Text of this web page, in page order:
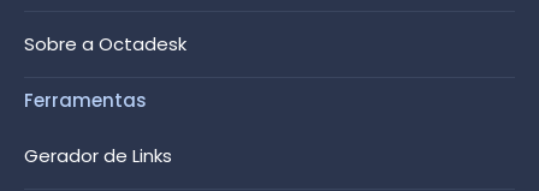
Sobre a Octadesk
Ferramentas
Gerador de Links